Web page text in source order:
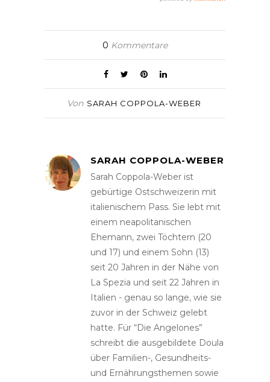
0 Kommentare
Von SARAH COPPOLA-WEBER
SARAH COPPOLA-WEBER
Sarah Coppola-Weber ist
gebürtige Ostschweizerin mit
italienischem Pass. Sie lebt mit
einem neapolitanischen
Ehemann, zwei Töchtern (20
und 17) und einem Sohn (13)
seit 20 Jahren in der Nähe von
La Spezia und seit 22 Jahren in
Italien - genau so lange, wie sie
zuvor in der Schweiz gelebt
hatte. Für “Die Angelones”
schreibt die ausgebildete Doula
über Familien-, Gesundheits-
und Ernährungsthemen sowie